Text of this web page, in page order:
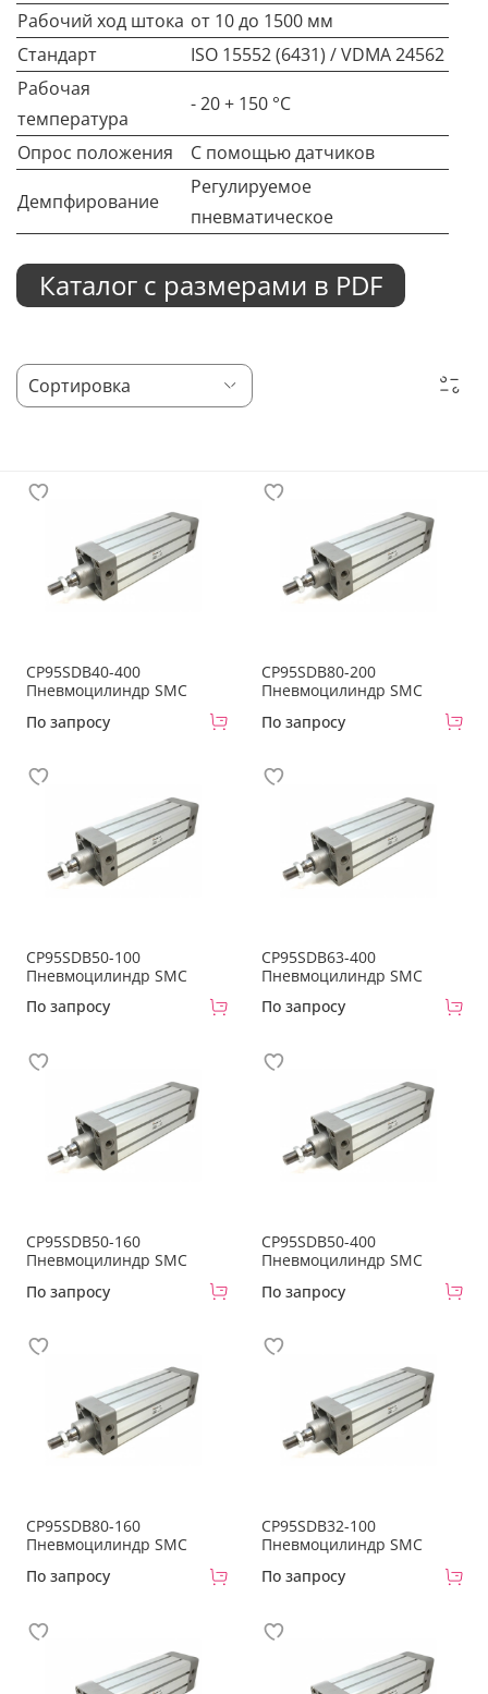
Рабочий ход штока от 10 до 1500 мм
Стандарт
ISO 15552 (6431) / VDMA 24562
Рабочая
температура
- 20 + 150 °C
Опрос положения С помощью датчиков
Демпфирование
Регулируемое
пневматическое
Каталог с размерами в PDF
CP95SDB40-400
Пневмоцилиндр SMC
По запросу
CP95SDB80-200
Пневмоцилиндр SMC
По запросу
CP95SDB50-100
Пневмоцилиндр SMC
По запросу
CP95SDB63-400
Пневмоцилиндр SMC
По запросу
CP95SDB50-160
Пневмоцилиндр SMC
По запросу
CP95SDB50-400
Пневмоцилиндр SMC
По запросу
CP95SDB80-160
Пневмоцилиндр SMC
По запросу
CP95SDB32-100
Пневмоцилиндр SMC
По запросу